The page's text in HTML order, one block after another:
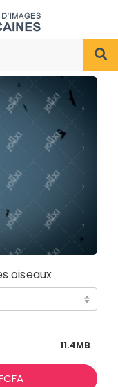
oiseaux
11.4MB